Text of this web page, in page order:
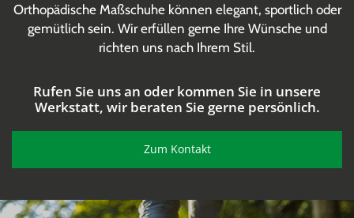
Orthopädische Maßschuhe können elegant, sportlich oder
gemütlich sein. Wir erfüllen gerne Ihre Wünsche und
richten uns nach Ihrem Stil.
Rufen Sie uns an oder kommen Sie in unsere
Werkstatt, wir beraten Sie gerne persönlich.
Zum Kontakt